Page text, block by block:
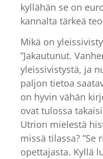
kyllähän se on
kannalta tärkeä
Mikä on
”Jakautunut.
yleissivistystä, ja
paljon tietoa
on hyvin vähän
ovat tulossa
Utrion mielestä
missä tilassa?
opettajasta. Kyllä